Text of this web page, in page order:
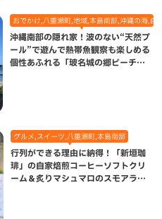
おでかけ,八重瀬町,地域,本島南部,沖縄の海,自
沖縄南部の隠れ家！波のない“天然プ
ール”で遊んで熱帯魚観察も楽しめる
個性あふれる「玻名城の郷ビーチ」
グルメ,スイーツ,八重瀬町,本島南部
行列ができる理由に納得！「新垣珈
琲」の自家焙煎コーヒーソフトクリ
ーム＆炙りマシュマロのスモアラテ